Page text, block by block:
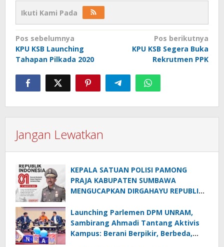
Ikuti Kami Pada
Navigasi
pos
Pos sebelumnya
KPU KSB Launching
Tahapan Pilkada 2020
Pos berikutnya
KPU KSB Segera Buka
Rekrutmen PPK
Jangan Lewatkan
KEPALA SATUAN POLISI PAMONG
PRAJA KABUPATEN SUMBAWA
MENGUCAPKAN DIRGAHAYU REPUBLIK
Launching Parlemen DPM UNRAM,
Sambirang Ahmadi Tantang Aktivis
Kampus: Berani Berpikir, Berbeda,